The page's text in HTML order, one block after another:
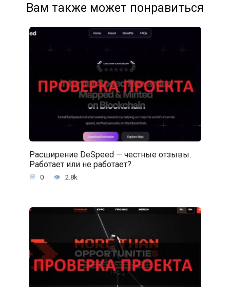
Вам также может понравиться
Расширение DeSpeed — честные отзывы.
Работает или не работает?
0 2.8k.